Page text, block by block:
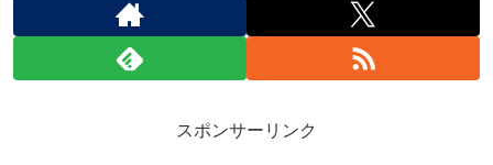
スポンサーリンク